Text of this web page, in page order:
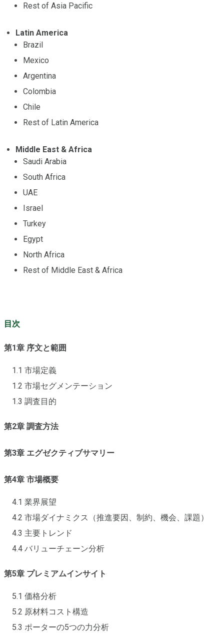
Rest of Asia Pacific
Latin America
Brazil
Mexico
Argentina
Colombia
Chile
Rest of Latin America
Middle East & Africa
Saudi Arabia
South Africa
UAE
Israel
Turkey
Egypt
North Africa
Rest of Middle East & Africa
目次
第1章 序文と範囲
1.1 市場定義
1.2 市場セグメンテーション
1.3 調査目的
第2章 調査方法
第3章 エグゼクティブサマリー
第4章 市場概要
4.1 業界展望
4.2 市場ダイナミクス（推進要因、制約、機会、課題）
4.3 主要トレンド
4.4 バリューチェーン分析
第5章 プレミアムインサイト
5.1 価格分析
5.2 原材料コスト構造
5.3 ポーターの5つの力分析